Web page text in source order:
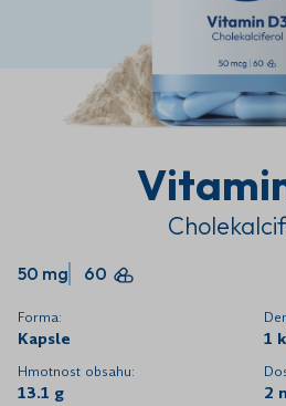
50 mg 60
Forma:
Kapsle 1
Hmotnost obsahu:
13.1 g 2